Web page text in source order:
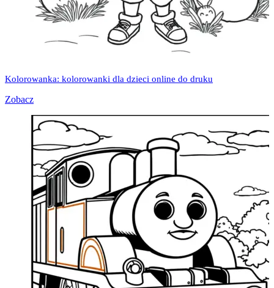
Kolorowanka: kolorowanki dla dzieci online do druku
Zobacz